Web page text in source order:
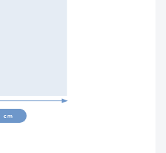
cm